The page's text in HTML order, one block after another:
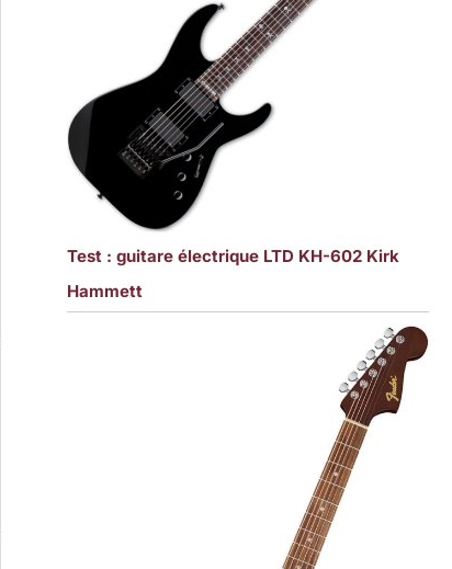
Test : guitare électrique LTD KH-602 Kirk
Hammett